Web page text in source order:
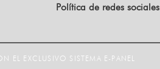
Política de redes sociales
EL EXCLUSIVO SISTEMA E-PANEL